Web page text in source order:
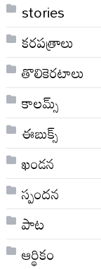
stories
కరపత్రాలు
తొలికెరటాలు
కాలమ్స్
ఈబుక్స్
ఖండన
స్పందన
పాట
ఆర్థికం